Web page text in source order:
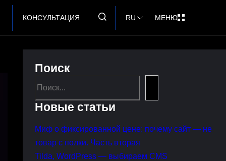
КОНСУЛЬТАЦИЯ RU МЕНЮ
Поиск
Новые статьи
Миф о фиксированной цене: почему сайт — не
товар с полки. Часть вторая
Tilda, WordPress — выбираем CMS